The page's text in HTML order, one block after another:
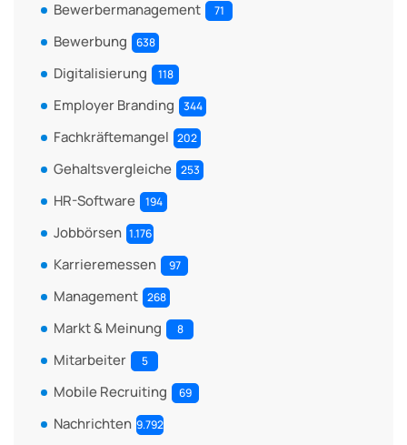
Bewerbermanagement 71
Bewerbung 638
Digitalisierung 118
Employer Branding 344
Fachkräftemangel 202
Gehaltsvergleiche 253
HR-Software 194
Jobbörsen 1.176
Karrieremessen 97
Management 268
Markt & Meinung 8
Mitarbeiter 5
Mobile Recruiting 69
Nachrichten 9.792